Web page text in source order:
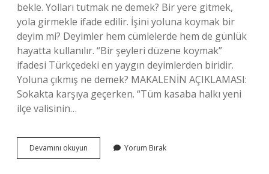
bekle. Yolları tutmak ne demek? Bir yere gitmek,
yola girmekle ifade edilir. İşini yoluna koymak bir
deyim mi? Deyimler hem cümlelerde hem de günlük
hayatta kullanılır. “Bir şeyleri düzene koymak”
ifadesi Türkçedeki en yaygın deyimlerden biridir.
Yoluna çıkmış ne demek? MAKALENİN AÇIKLAMASI:
Sokakta karşıya geçerken. “Tüm kasaba halkı yeni
ilçe valisinin…
Devamını okuyun
Girmek
Yorum Bırak